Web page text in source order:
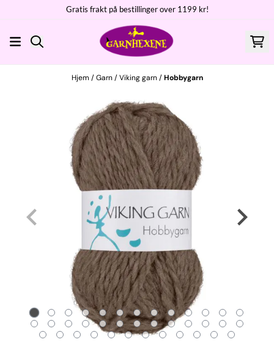
Hopp til innholdGratis frakt på bestillinger over 1199 kr!
Hjem /Garn/Viking garn/Hobbygarn